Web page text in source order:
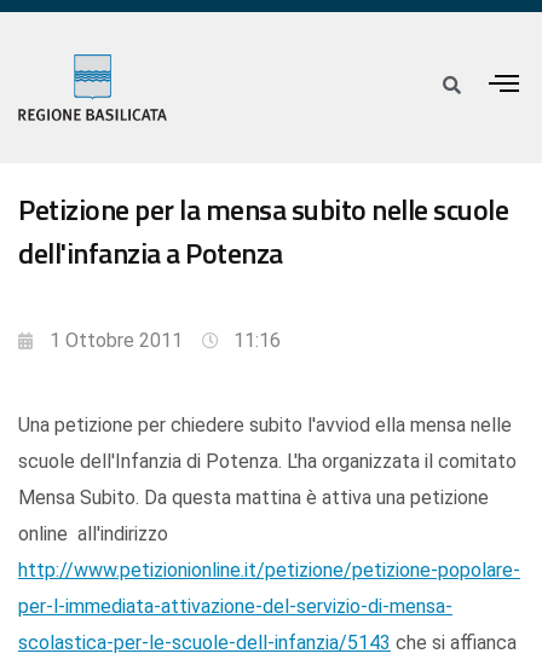
Petizione per la mensa subito nelle scuole
dell'infanzia a Potenza
1 Ottobre 2011 11:16
Una petizione per chiedere subito l'avviod ella mensa nelle
scuole dell'Infanzia di Potenza. L'ha organizzata il comitato
Mensa Subito. Da questa mattina è attiva una petizione
online all'indirizzo
http://www.petizionionline.it/petizione/petizione-popolare-
per-l-immediata-attivazione-del-servizio-di-mensa-
scolastica-per-le-scuole-dell-infanzia/5143 che si affianca